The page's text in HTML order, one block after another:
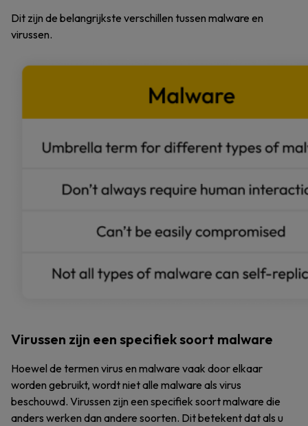
Dit zijn de belangrijkste verschillen tussen malware en
virussen.
Virussen zijn een specifiek soort malware
Hoewel de termen virus en malware vaak door elkaar
worden gebruikt, wordt niet alle malware als virus
beschouwd. Virussen zijn een specifiek soort malware die
anders werken dan andere soorten. Dit betekent dat als u